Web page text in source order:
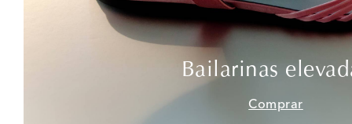
Bailarinas
Comprar